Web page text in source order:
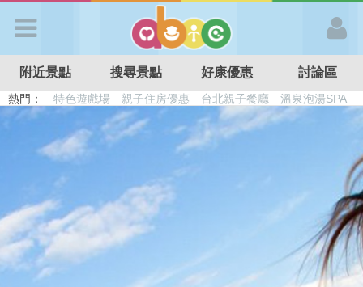
APP登入
首 頁
搜尋景點
好康優惠
附近景點 搜尋景點 好康優惠 討論區
熱門： 特色遊戲場 親子住房優惠 台北親子餐廳
溫泉泡湯SPA
溜滑梯民宿
觀光工廠 日本親子景點